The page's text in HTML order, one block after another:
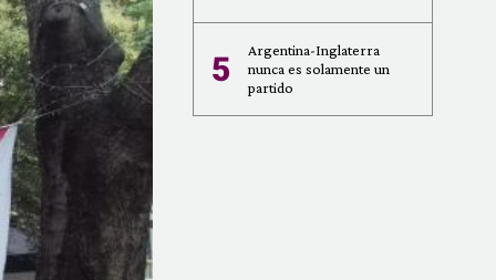
5
Argentina-Inglaterra
nunca es solamente un
partido